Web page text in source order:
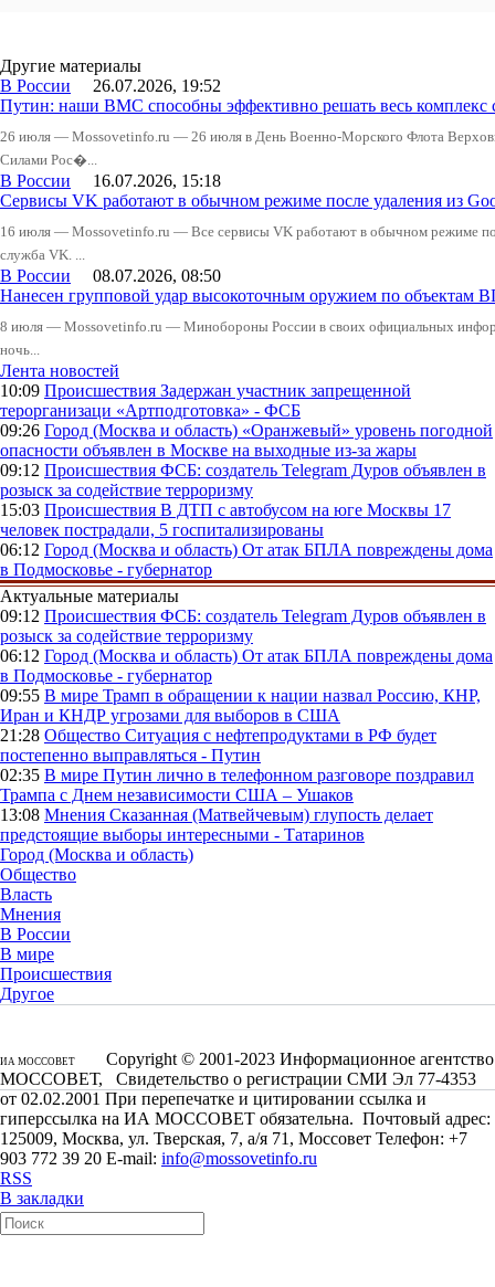
Другие материалы
В России 26.07.2026, 19:52
Путин: наши ВМС способны эффективно решать весь комплекс
26 июля — Mossovetinfo.ru — 26 июля в День Военно-Морского Флота
Силами Рос�...
В России 16.07.2026, 15:18
Сервисы VK работают в обычном режиме после удаления из
16 июля — Mossovetinfo.ru — Все сервисы VK работают в обычном режиме
служба VK. ...
В России 08.07.2026, 08:50
Нанесен групповой удар высокоточным оружием по
8 июля — Mossovetinfo.ru — Минобороны России в своих официальных
ночь...
Лента новостей
10:09 Происшествия Задержан участник запрещенной
терорганизаци «Артподготовка» - ФСБ
09:26 Город (Москва и область) «Оранжевый» уровень погодной
опасности объявлен в Москве на выходные из-за жары
09:12 Происшествия ФСБ: создатель Telegram Дуров объявлен в
розыск за содействие терроризму
15:03 Происшествия В ДТП с автобусом на юге Москвы 17
человек пострадали, 5 госпитализированы
06:12 Город (Москва и область) От атак БПЛА повреждены дома
в Подмосковье - губернатор
Актуальные материалы
09:12 Происшествия ФСБ: создатель Telegram Дуров объявлен в
розыск за содействие терроризму
06:12 Город (Москва и область) От атак БПЛА повреждены дома
в Подмосковье - губернатор
09:55 В мире Трамп в обращении к нации назвал Россию, КНР,
Иран и КНДР угрозами для выборов в США
21:28 Общество Ситуация с нефтепродуктами в РФ будет
постепенно выправляться - Путин
02:35 В мире Путин лично в телефонном разговоре поздравил
Трампа с Днем независимости США – Ушаков
13:08 Мнения Сказанная (Матвейчевым) глупость делает
предстоящие выборы интересными - Татаринов
Город (Москва и область)
Общество
Власть
Мнения
В России
В мире
Происшествия
Другое
ИА МОССОВЕТ
Copyright © 2001-2023 Информационное агентство
МОССОВЕТ, Свидетельство о регистрации СМИ Эл 77-4353
от 02.02.2001 При перепечатке и цитировании ссылка и
гиперссылка на ИА МОССОВЕТ обязательна. Почтовый адрес:
125009, Москва, ул. Тверская, 7, а/я 71, Моссовет Телефон: +7
903 772 39 20 E-mail: info@mossovetinfo.ru
RSS
В закладки